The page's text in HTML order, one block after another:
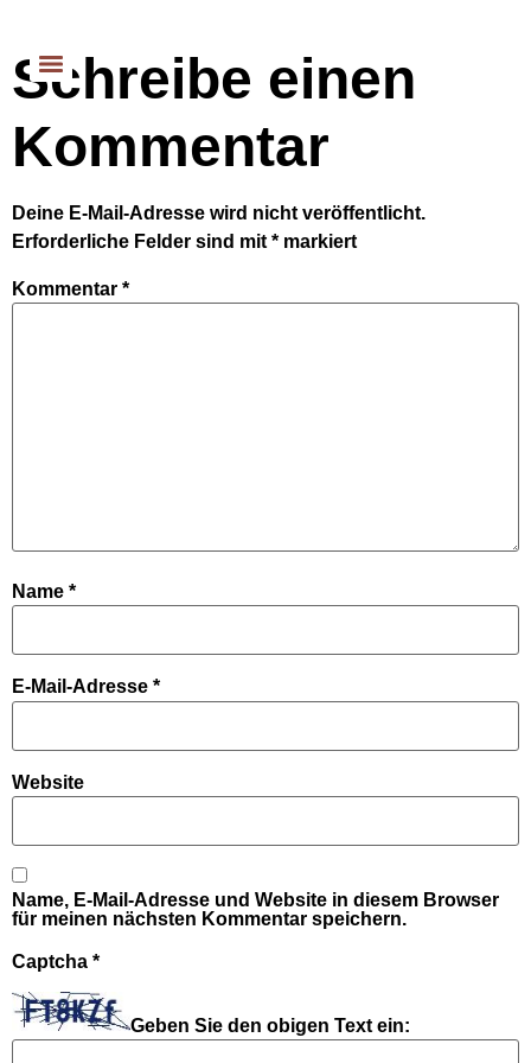
Schreibe einen
Kommentar
Deine E-Mail-Adresse wird nicht veröffentlicht.
Erforderliche Felder sind mit * markiert
Kommentar *
Name *
E-Mail-Adresse *
Website
Name, E-Mail-Adresse und Website in diesem Browser
für meinen nächsten Kommentar speichern.
Captcha *
Geben Sie den obigen Text ein: